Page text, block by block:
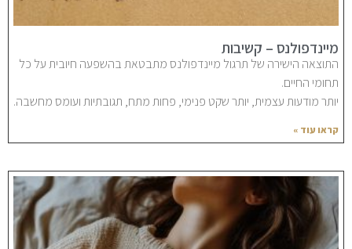
מיינדפולנס – קשיבות
התוצאה הישירה של תרגול מיינדפולנס מתבטאת בהשפעה חיובית על כל
תחומי החיים.
יותר מודעות עצמית, יותר שקט פנימי, פחות מתח, תגובתיות ועומס מחשבה.
קראו עוד »